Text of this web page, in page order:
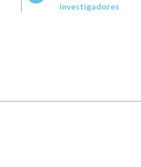
investigadores